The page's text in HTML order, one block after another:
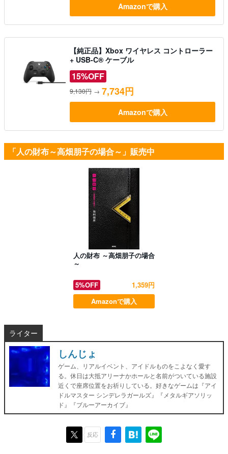
Amazonで購入
【純正品】Xbox ワイヤレス コントローラー
+ USB-C® ケーブル
15%OFF
9,130円 → 7,734円
Amazonで購入
「人の財布～高畑朋子の場合～」販売中
人の財布 ～高畑朋子の場合
～
5%OFF
1,359円
Amazonで購入
ライター
しんじょ
ゲーム、リアルイベント、アイドルものをこよなく愛す
る。休日は大抵アリーナかホールと名前がついている施設
近くで座席位置をお祈りしている。好きなゲームは『アイ
ドルマスター シンデレラガールズ』『メタルギアソリッ
ド』『ブルーアーカイブ』
反応